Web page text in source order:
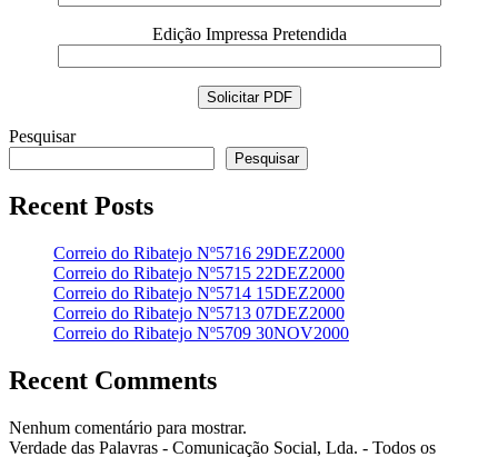
Edição Impressa Pretendida
Pesquisar
Pesquisar
Recent Posts
Correio do Ribatejo Nº5716 29DEZ2000
Correio do Ribatejo Nº5715 22DEZ2000
Correio do Ribatejo Nº5714 15DEZ2000
Correio do Ribatejo Nº5713 07DEZ2000
Correio do Ribatejo Nº5709 30NOV2000
Recent Comments
Nenhum comentário para mostrar.
Verdade das Palavras - Comunicação Social, Lda. - Todos os